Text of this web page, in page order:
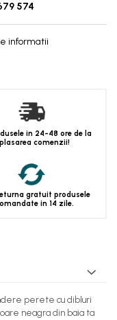
574
informatii
in 24-48 ore de la
plasarea comenzii!
gratuit produsele
in 14 zile.
perete cu dibluri
neagra din baia ta